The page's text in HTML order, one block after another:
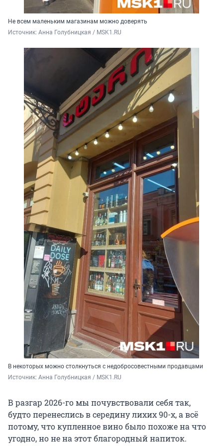
Не всем маленьким магазинам можно доверять
Источник: Анна Голубницкая / MSK1.RU
В некоторых можно столкнуться с недобросовестными продавцами
Источник: Анна Голубницкая / MSK1.RU
В разгар 2026-го мы почувствовали себя так,
будто перенеслись в середину лихих90-х, а всё
потому, что купленное вино было похоже на что
угодно, но не на этот благородный напиток.